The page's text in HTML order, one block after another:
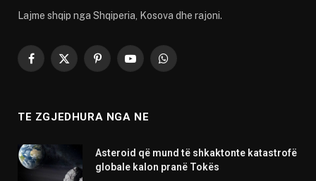
Lajme shqip nga Shqiperia, Kosova dhe rajoni.
Facebook
X
PinterestYouTubeWhatsApp
TE ZGJEDHURA NGA NE
Asteroid që mund të shkaktonte katastrofë
globale kalon pranë Tokës